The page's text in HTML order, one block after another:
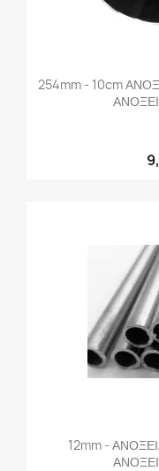
254mm - 10cm
12mm -